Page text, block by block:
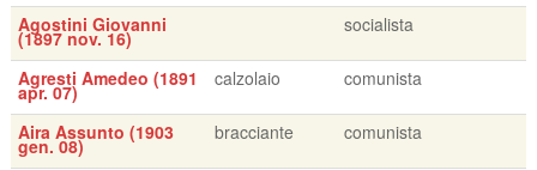
Agostini Giovanni
(1897 nov. 16)
socialista
Agresti Amedeo (1891
apr. 07)
calzolaio comunista
Aira Assunto (1903
gen. 08)
bracciante comunista